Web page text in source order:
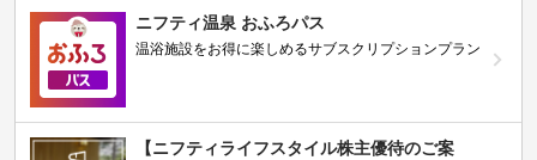
ニフティ温泉 おふろパス
温浴施設をお得に楽しめるサブスクリプションプラン
【ニフティライフスタイル株主優待のご案